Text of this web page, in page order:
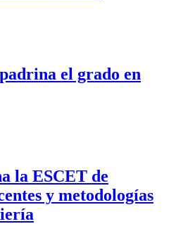
el grado en
la ESCET de
y metodologías